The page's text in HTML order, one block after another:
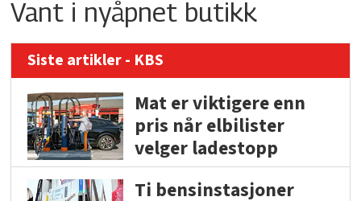
Vant i nyåpnet butikk
Siste artikler - KBS
Mat er viktigere enn
pris når elbilister
velger ladestopp
Ti bensinstasjoner